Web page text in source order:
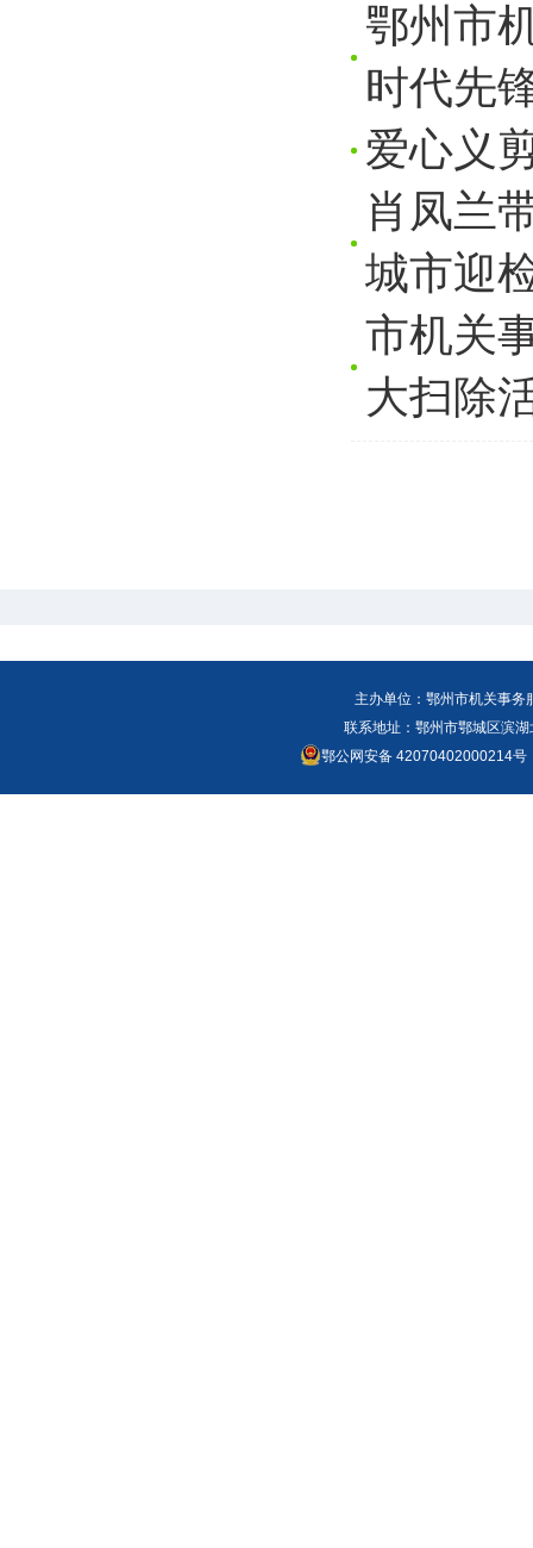
鄂州市
时代先
爱心义
肖凤兰
城市迎
市机关
大扫除
主办单位：鄂州市机关事
联系地址：鄂州市鄂城区滨
鄂公网安备 42070402000214号